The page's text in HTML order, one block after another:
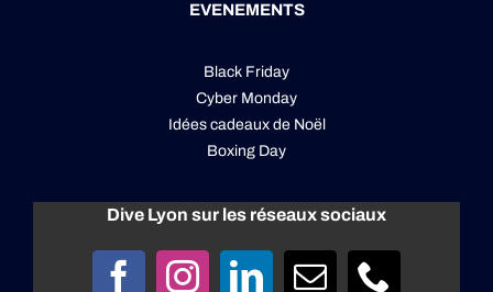
EVENEMENTS
Black Friday
Cyber Monday
Idées cadeaux de Noël
Boxing Day
Dive Lyon sur les réseaux sociaux